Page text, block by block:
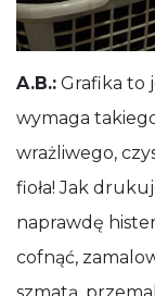
A.B.: Grafika to
wymaga
wrażliwego,
fioła! Jak
naprawdę
cofnąć,